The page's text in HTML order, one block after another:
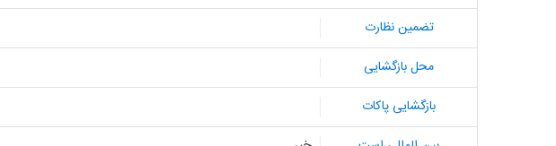
تضمین نظارت
محل بازگشایی
بازگشایی پاکات